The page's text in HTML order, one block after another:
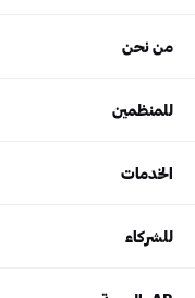
من نحن
للمنظمين
الخدمات
للشركاء